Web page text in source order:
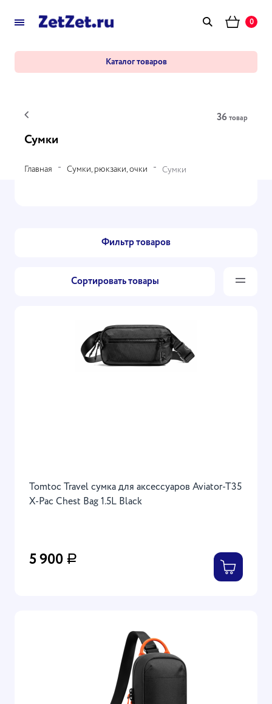
0
Каталог товаров
36 товар
Сумки
Главная Сумки, рюкзаки, очки Сумки
Фильтр товаров
Сортировать товары
Tomtoc Travel сумка для аксессуаров Aviator-T35
X-Pac Chest Bag 1.5L Black
5 900 Р